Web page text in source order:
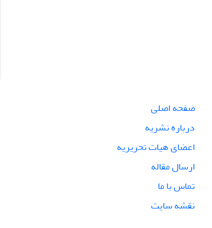
صفحه اصلی
درباره نشریه
اعضای هیات تحریریه
ارسال مقاله
تماس با ما
نقشه سایت